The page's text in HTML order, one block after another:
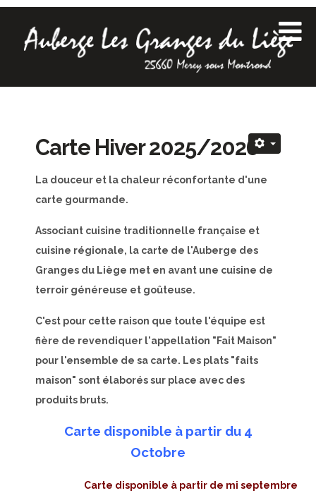
Carte Hiver 2025/2026
La douceur et la chaleur réconfortante d'une
carte gourmande.
Associant cuisine traditionnelle française et
cuisine régionale, la carte de l'Auberge des
Granges du Liège met en avant une cuisine de
terroir généreuse et goûteuse.
C'est pour cette raison que toute l'équipe est
fière de revendiquer l'appellation "Fait Maison"
pour l'ensemble de sa carte. Les plats "faits
maison" sont élaborés sur place avec des
produits bruts.
Carte disponible à partir du 4
Octobre
Carte disponible à partir de mi septembre